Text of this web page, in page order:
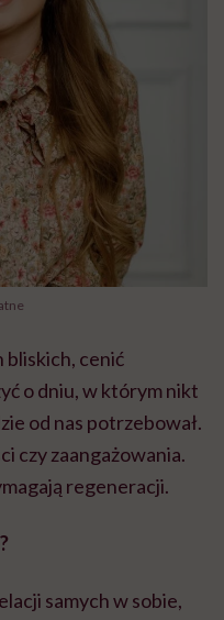
bliskich, cenić
o dniu, w którym nikt
od nas potrzebował.
czy zaangażowania.
regeneracji.
samych w sobie,